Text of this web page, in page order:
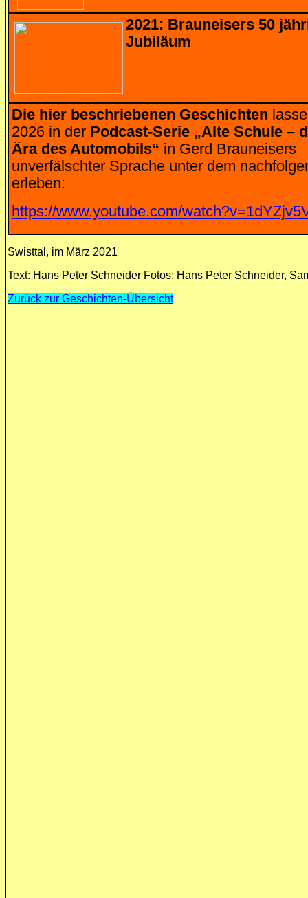
2021: Brauneisers 50
Jubiläum
Die hier beschriebenen Geschichten
2026 in der Podcast-Serie „Alte Schule –
Ära des Automobils“ in Gerd Brauneisers
unverfälschter Sprache unter dem
erleben:
https://www.youtube.com/
Swisttal, im März 2021
Text: Hans Peter Schneider Fotos: Hans Peter Schneider,
Zurück zur Geschichten-Übersicht